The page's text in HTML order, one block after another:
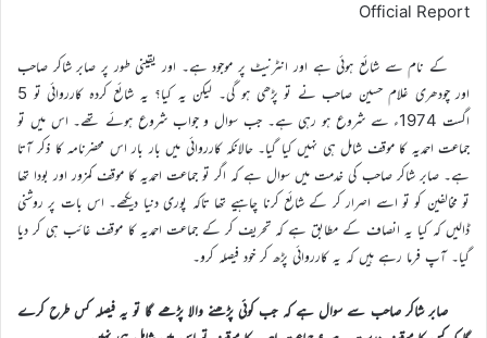
Official Report
کے نام سے شائع ہوئی ہے اور انٹرنیٹ پر موجود ہے۔ اور یقینی طور پر صابر شاکر صاحب
اور چودھری غلام حسین صاحب نے تو پڑھی ہو گی۔ لیکن یہ کیا؟ یہ شائع کردہ کارروائی تو 5
اگست 1974ء سے شروع ہو رہی ہے۔ جب سوال و جواب شروع ہوئے تھے۔ اس میں تو
جماعت احمدیہ کا موقف شامل ہی نہیں کیا گیا۔ حالانکہ کارروائی میں بار بار اس محضرنامہ کا ذکر آتا
ہے۔ صابر شاکر صاحب کی خدمت میں سوال ہے کہ اگر تو جماعت احمدیہ کا موقف کمزور اور بودا تھا
تو مخالفین کو تو اسے اصرار کر کے شائع کرنا چاہیے تھا تاکہ پوری دنیا دیکھے۔ اس بات پر روشنی
ڈالیں کہ کیا یہ انصاف کے مطابق ہے کہ تحریف کر کے جماعت احمدیہ کا موقف غائب ہی کر دیا
گیا۔ آپ فرما رہے ہیں کہ یہ کارروائی پڑھ کر خود فیصلہ کرو۔
صابر شاکر صاحب سے سوال ہے کہ جب کوئی پڑھنے والا پڑھے گا تو یہ فیصلہ کس طرح کرے